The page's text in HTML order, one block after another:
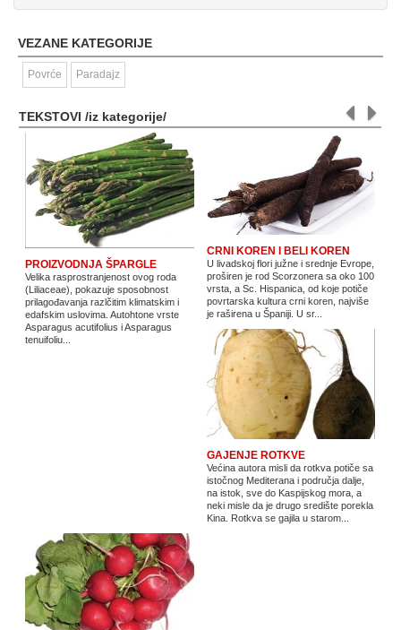
VEZANE KATEGORIJE
Povrće Paradajz
TEKSTOVI /iz kategorije/
PROIZVODNJA ŠPARGLE
Velika rasprostranjenost ovog roda
(Liliaceae), pokazuje sposobnost
prilagođavanja razlčitim klimatskim i
edafskim uslovima. Autohtone vrste
Asparagus acutifolius i Asparagus
tenuifoliu...
CRNI KOREN I BELI KOREN
U livadskoj flori južne i srednje Evrope,
proširen je rod Scorzonera sa oko 100
vrsta, a Sc. Hispanica, od koje potiče
povrtarska kultura crni koren, najviše
je raširena u Španiji. U sr...
GAJENJE ROTKVE
Većina autora misli da rotkva potiče sa
istočnog Mediterana i područja dalje,
na istok, sve do Kaspijskog mora, a
neki misle da je drugo središte porekla
Kina. Rotkva se gajila u starom...